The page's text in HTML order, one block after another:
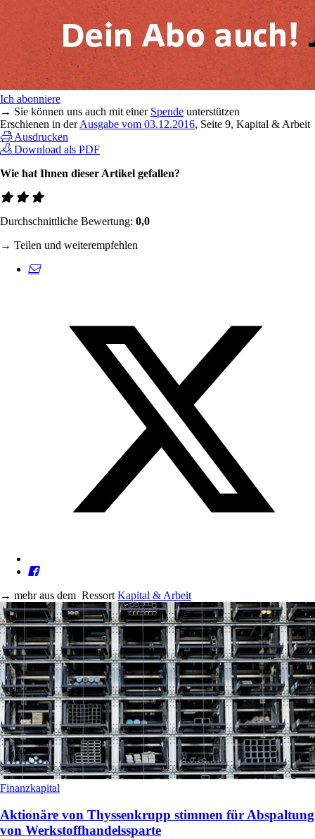
Ich abonniere
→ Sie können uns auch mit einer Spende unterstützen
Erschienen in derAusgabe vom 03.12.2016, Seite 9, Kapital & Arbeit
Ausdrucken
Download als PDF
Wie hat Ihnen dieser Artikel gefallen?
Durchschnittliche Bewertung: 0,0
→ Teilen und weiterempfehlen
→ mehr aus dem Ressort Kapital & Arbeit
Finanzkapital
Aktionäre von Thyssenkrupp stimmen für Abspaltung
von Werkstoffhandelssparte